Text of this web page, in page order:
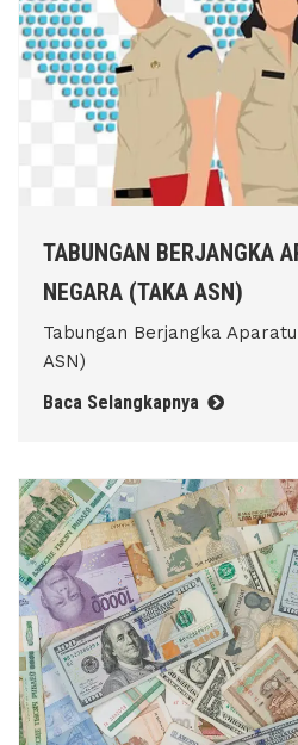
TABUNGAN BERJANGKA
NEGARA (TAKA ASN)
Tabungan Berjangka
ASN)
Baca Selangkapnya